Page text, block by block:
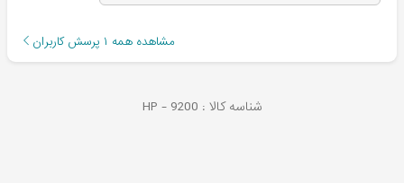
مشاهده همه ۱ پرسش کاربران
شناسه کالا : HP - 9200